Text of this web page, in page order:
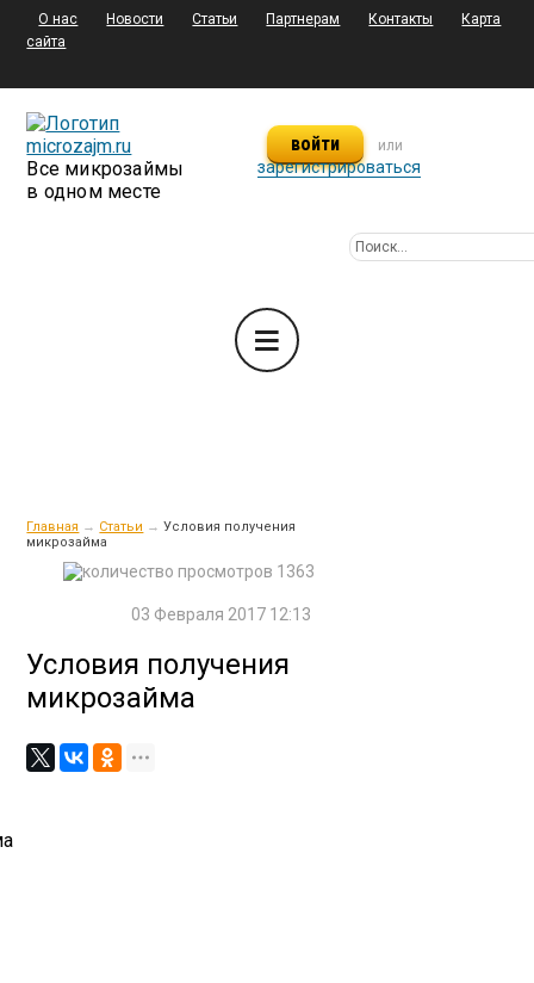
О нас Новости Статьи Партнерам Контакты
Карта
сайта
Все микрозаймы
в одном месте
войти или
зарегистрироваться
Главная → Статьи → Условия получения
микрозайма
1363
03 Февраля 2017 12:13
Условия получения
микрозайма